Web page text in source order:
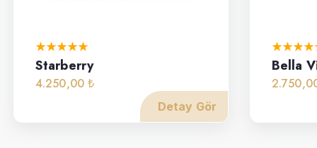
Starberry
4.250,00 ₺
Detay Gör
Bella